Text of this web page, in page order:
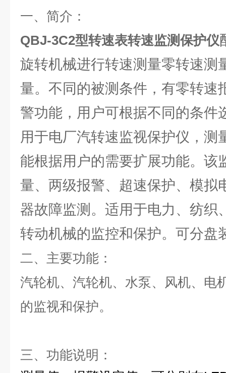
一、简介：
QBJ-3C2型转速表转速监测保护仪
旋转机械进行转速测量零转速测
量。不同的被测条件，有零转速
警功能，用户可根据不同的条件
用于电厂汽转速监视保护仪，测
能根据用户的需要扩展功能。该
量、两级报警、超速保护、模拟
器故障监测。适用于电力、纺织
转动机械的监控和保护。可分盘
二、主要功能：
汽轮机、汽轮机、水泵、风机、电
的监视和保护。
三、功能说明：